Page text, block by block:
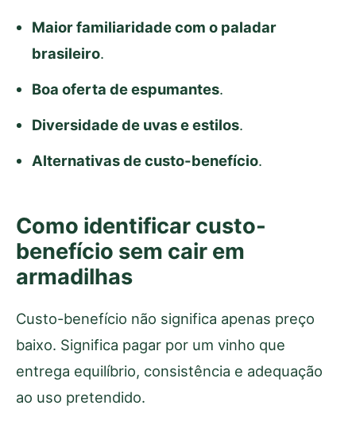
Maior familiaridade com o paladar
brasileiro.
Boa oferta de espumantes.
Diversidade de uvas e estilos.
Alternativas de custo-benefício.
Como identificar custo-
benefício sem cair em
armadilhas
Custo-benefício não significa apenas preço
baixo. Significa pagar por um vinho que
entrega equilíbrio, consistência e adequação
ao uso pretendido.